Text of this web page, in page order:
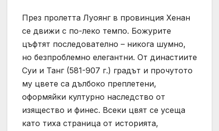
През пролетта Луоянг в провинция Хенан
се движи с по-леко темпо. Божурите
цъфтят последователно – никога шумно,
но безпроблемно елегантни. От династиите
Суи и Танг (581-907 г.) градът и прочутото
му цвете са дълбоко преплетени,
оформяйки културно наследство от
изящество и финес. Всеки цвят се усеща
като тиха страница от историята,